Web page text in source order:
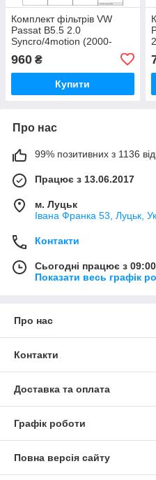
Комплект фільтрів VW
Passat B5.5 2.0
Syncro/4motion (2000-
960 ₴
Купити
Про нас
99% позитивних з 1136
Працює з 13.06.2017
м. Луцьк
Івана Франка 53, Луцьк,
Контакти
Сьогодні працює з
Показати весь графік
Про нас
Контакти
Доставка та оплата
Графік роботи
Повна версія сайту